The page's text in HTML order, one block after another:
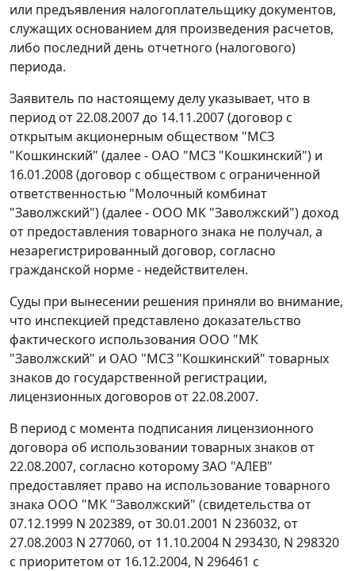
или предъявления налогоплательщику документов,
служащих основанием для произведения расчетов,
либо последний день отчетного (налогового)
периода.
Заявитель по настоящему делу указывает, что в
период от 22.08.2007 до 14.11.2007 (договор с
открытым акционерным обществом "МСЗ
"Кошкинский" (далее - ОАО "МСЗ "Кошкинский") и
16.01.2008 (договор с обществом с ограниченной
ответственностью "Молочный комбинат
"Заволжский") (далее - ООО МК "Заволжский") доход
от предоставления товарного знака не получал, а
незарегистрированный договор, согласно
гражданской норме - недействителен.
Суды при вынесении решения приняли во внимание,
что инспекцией представлено доказательство
фактического использования ООО "МК
"Заволжский" и ОАО "МСЗ "Кошкинский" товарных
знаков до государственной регистрации,
лицензионных договоров от 22.08.2007.
В период с момента подписания лицензионного
договора об использовании товарных знаков от
22.08.2007, согласно которому ЗАО "АЛЕВ"
предоставляет право на использование товарного
знака ООО "МК "Заволжский" (свидетельства от
07.12.1999 N 202389, от 30.01.2001 N 236032, от
27.08.2003 N 277060, от 11.10.2004 N 293430, N 298320
с приоритетом от 16.12.2004, N 296461 с